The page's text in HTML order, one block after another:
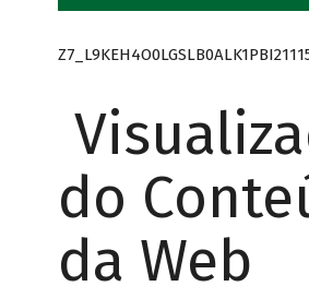
do
da Web